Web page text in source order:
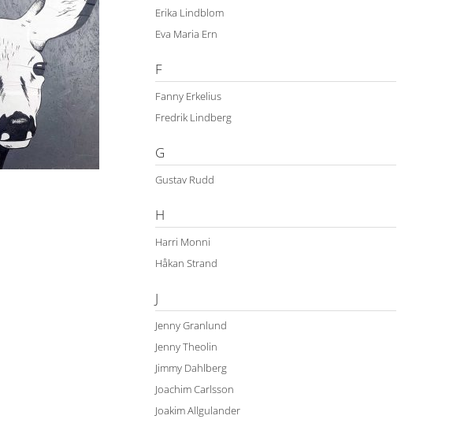
Erika Lindblom
Eva Maria Ern
F
Fanny Erkelius
Fredrik Lindberg
G
Gustav Rudd
H
Harri Monni
Håkan Strand
J
Jenny Granlund
Jenny Theolin
Jimmy Dahlberg
Joachim Carlsson
Joakim Allgulander